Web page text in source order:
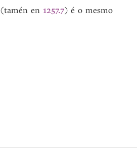
(tamén en 1257.7) é o mesmo